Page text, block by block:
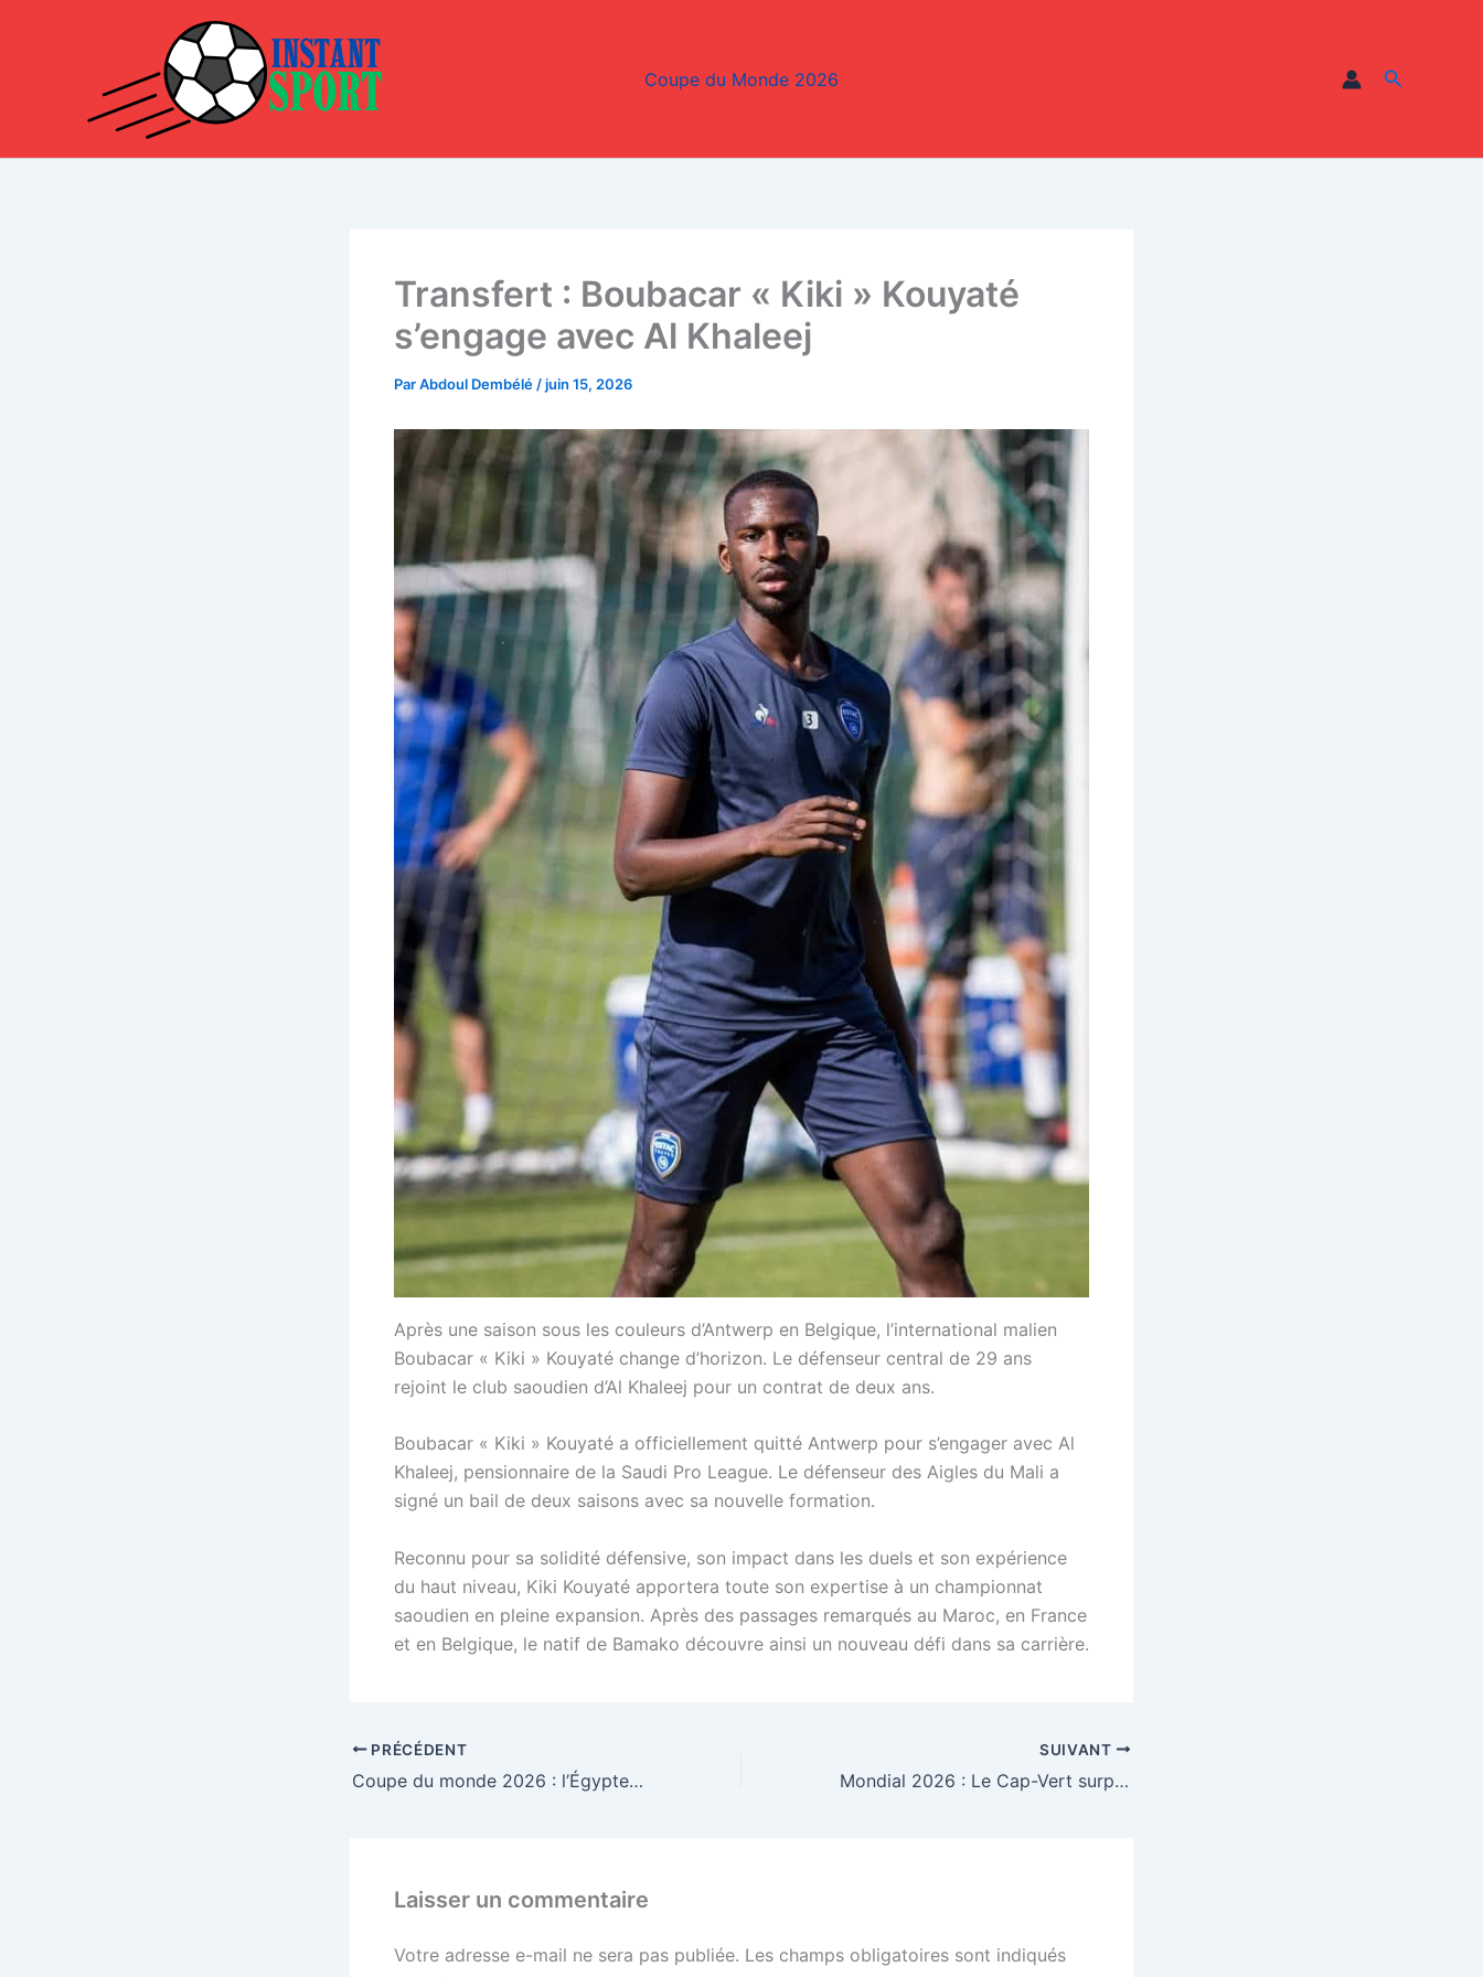
Coupe du Monde 2026
Transfert : Boubacar « Kiki » Kouyaté
s’engage avec Al Khaleej
ParAbdoul Dembélé /juin 15, 2026
Après une saison sous les couleurs d’Antwerp en Belgique, l’international malien
Boubacar « Kiki » Kouyaté change d’horizon. Le défenseur central de 29 ans
rejoint le club saoudien d’Al Khaleej pour un contrat de deux ans.
Boubacar « Kiki » Kouyaté a officiellement quitté Antwerp pour s’engager avec Al
Khaleej, pensionnaire de la Saudi Pro League. Le défenseur des Aigles du Mali a
signé un bail de deux saisons avec sa nouvelle formation.
Reconnu pour sa solidité défensive, son impact dans les duels et son expérience
du haut niveau, Kiki Kouyaté apportera toute son expertise à un championnat
saoudien en pleine expansion. Après des passages remarqués au Maroc, en France
et en Belgique, le natif de Bamako découvre ainsi un nouveau défi dans sa carrière.
PRÉCÉDENT
Coupe du monde 2026 : l’Égypte défie la Belgique pour son entrée en lice dans le groupe G
SUIVANT
Mondial 2026 : Le Cap-Vert surprend l’Espagne pour son baptême du feu
Laisser un commentaire
Votre adresse e-mail ne sera pas publiée. Les champs obligatoires sont indiqués